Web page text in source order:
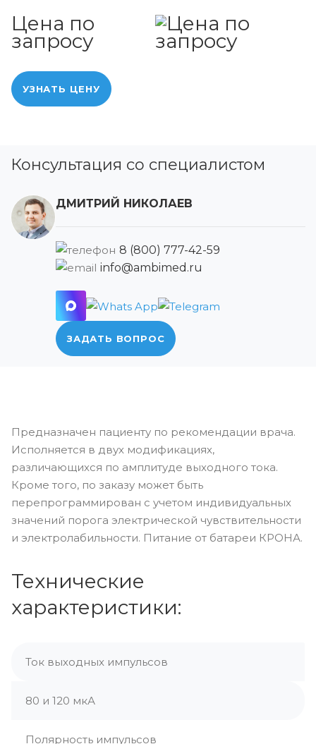
Цена по
запросу
УЗНАТЬ ЦЕНУ
Консультация со специалистом
ДМИТРИЙ НИКОЛАЕВ
8 (800) 777-42-59
info@ambimed.ru
ЗАДАТЬ ВОПРОС
Предназначен пациенту по рекомендации врача.
Исполняется в двух модификациях,
различающихся по амплитуде выходного тока.
Кроме того, по заказу может быть
перепрограммирован с учетом индивидуальных
значений порога электрической чувствительности
и электролабильности. Питание от батареи КРОНА.
Технические
характеристики:
Ток выходных импульсов
80 и 120 мкА
Полярность импульсов